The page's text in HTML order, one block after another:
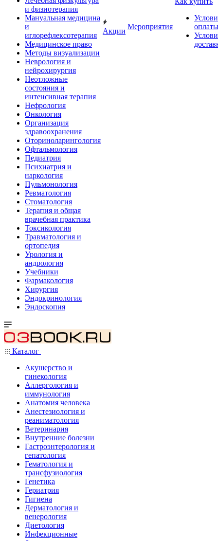
и физиотерапия
Мануальная медицина
и
иглорефлексотерапия
Медицинское право
Методы визуализации
Неврология и
нейрохирургия
Неотложные
состояния и
интенсивная терапия
Нефрология
Онкология
Организация
здравоохранения
Оториноларингология
Офтальмология
Педиатрия
Психиатрия и
наркология
Пульмонология
Ревматология
Стоматология
Терапия и общая
врачебная практика
Токсикология
Травматология и
ортопедия
Урология и
андрология
Учебники
Фармакология
Хирургия
Эндокринология
Эндоскопия
Акции
Мероприятия
оплаты
Каталог
Акушерство и
гинекология
Аллергология и
иммунология
Анатомия человека
Анестезиология и
реаниматология
Ветеринария
Внутренние болезни
Гастроэнтерология и
гепатология
Гематология и
трансфузиология
Генетика
Гериатрия
Гигиена
Дерматология и
венерология
Диетология
Инфекционные